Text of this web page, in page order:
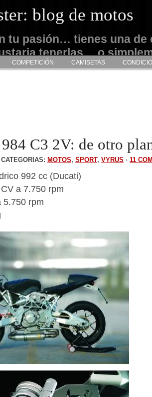
blog de motos
tu pasión… tienes una de
tenerlas… o
es tu sitio
COMPETICIÓN CAMISETAS
C3 2V: de otro
MOTOS, SPORT, VYRUS · 11
992 cc (Ducati)
a 7.750 rpm
5.750 rpm